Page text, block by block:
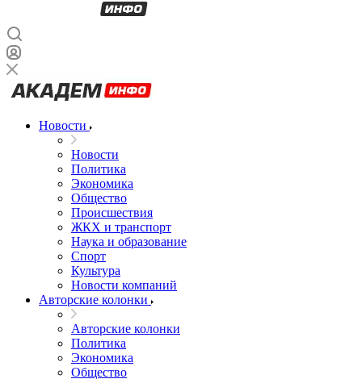
Новости
Новости
Политика
Экономика
Общество
Происшествия
ЖКХ и транспорт
Наука и образование
Спорт
Культура
Новости компаний
Авторские колонки
Авторские колонки
Политика
Экономика
Общество